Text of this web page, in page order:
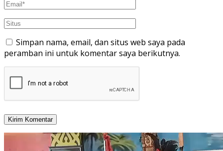
Simpan nama, email, dan situs web saya pada
peramban ini untuk komentar saya berikutnya.